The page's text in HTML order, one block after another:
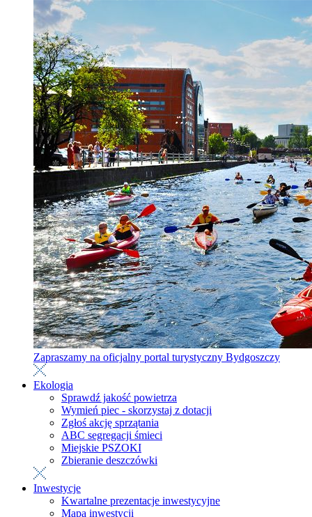
Zapraszamy na oficjalny portal turystyczny Bydgoszczy
Ekologia
Sprawdź jakość powietrza
Wymień piec - skorzystaj z dotacji
Zgłoś akcję sprzątania
ABC segregacji śmieci
Miejskie PSZOKI
Zbieranie deszczówki
Inwestycje
Kwartalne prezentacje inwestycyjne
Mapa inwestycji